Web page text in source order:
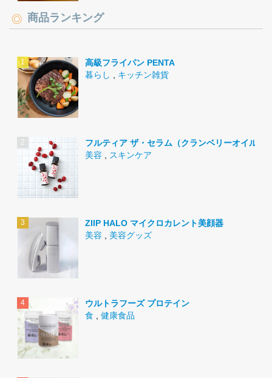
商品ランキング
高級フライパン PENTA
暮らし
キッチン雑貨
フルティア ザ・セラム（クランベリーオイル）
美容
スキンケア
ZIIP HALO マイクロカレント美顔器
美容
美容グッズ
ウルトラフーズ プロテイン
食
健康食品